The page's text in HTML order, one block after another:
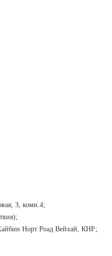
3, комн.4;
Норт Роад Вейхай, КНР;